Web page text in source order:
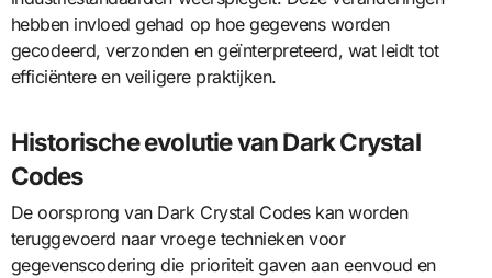
hebben invloed gehad op hoe gegevens worden
gecodeerd, verzonden en geïnterpreteerd, wat leidt tot
efficiëntere en veiligere praktijken.
Historische evolutie van Dark Crystal
Codes
De oorsprong van Dark Crystal Codes kan worden
teruggevoerd naar vroege technieken voor
gegevenscodering die prioriteit gaven aan eenvoud en